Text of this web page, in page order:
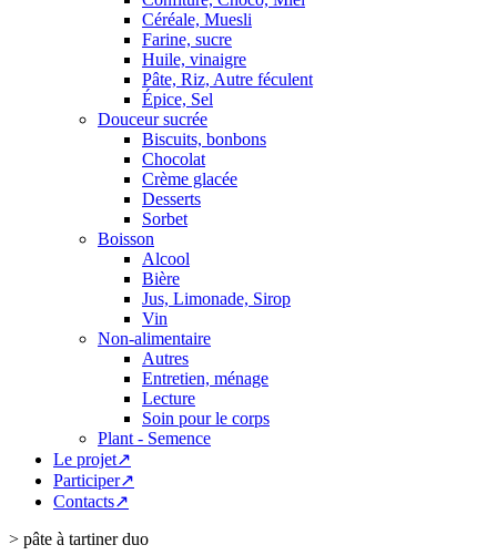
Céréale, Muesli
Farine, sucre
Huile, vinaigre
Pâte, Riz, Autre féculent
Épice, Sel
Douceur sucrée
Biscuits, bonbons
Chocolat
Crème glacée
Desserts
Sorbet
Boisson
Alcool
Bière
Jus, Limonade, Sirop
Vin
Non-alimentaire
Autres
Entretien, ménage
Lecture
Soin pour le corps
Plant - Semence
Le projet↗
Participer↗
Contacts↗
> pâte à tartiner duo